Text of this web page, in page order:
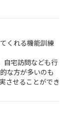
くれる機能訓練
自宅訪問なども行
な方が多いのも
させることができ